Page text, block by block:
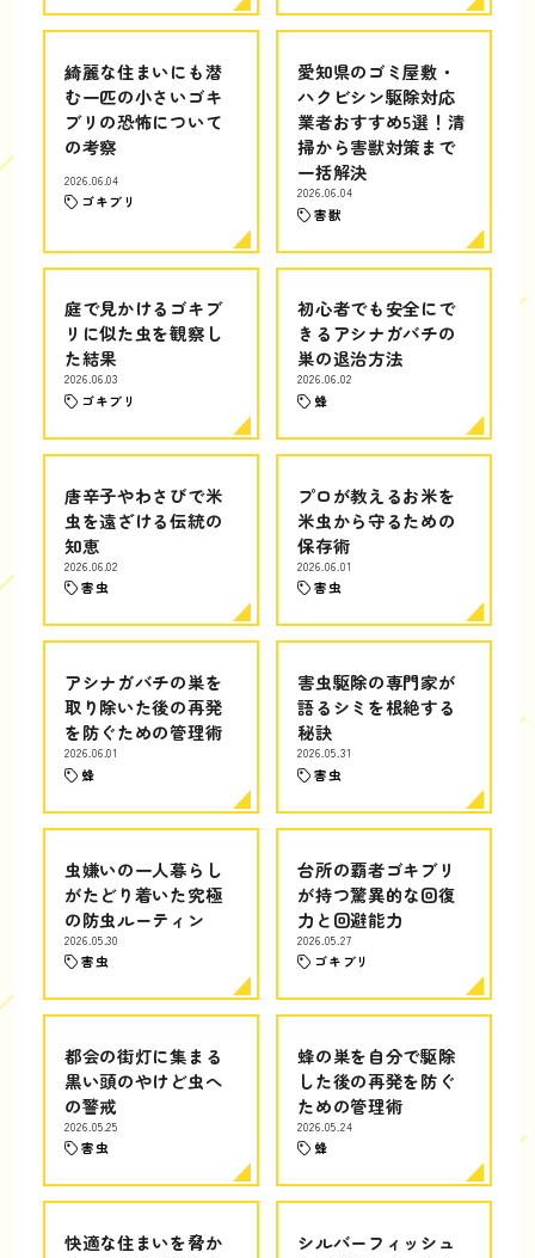
綺麗な住まいにも潜
む一匹の小さいゴキ
ブリの恐怖について
の考察
2026.06.04
ゴキブリ
愛知県のゴミ屋敷・
ハクビシン駆除対応
業者おすすめ5選！清
掃から害獣対策まで
一括解決
2026.06.04
害獣
庭で見かけるゴキブ
リに似た虫を観察し
た結果
2026.06.03
ゴキブリ
初心者でも安全にで
きるアシナガバチの
巣の退治方法
2026.06.02
蜂
唐辛子やわさびで米
虫を遠ざける伝統の
知恵
2026.06.02
害虫
プロが教えるお米を
米虫から守るための
保存術
2026.06.01
害虫
アシナガバチの巣を
取り除いた後の再発
を防ぐための管理術
2026.06.01
蜂
害虫駆除の専門家が
語るシミを根絶する
秘訣
2026.05.31
害虫
虫嫌いの一人暮らし
がたどり着いた究極
の防虫ルーティン
2026.05.30
害虫
台所の覇者ゴキブリ
が持つ驚異的な回復
力と回避能力
2026.05.27
ゴキブリ
都会の街灯に集まる
黒い頭のやけど虫へ
の警戒
2026.05.25
害虫
蜂の巣を自分で駆除
した後の再発を防ぐ
ための管理術
2026.05.24
蜂
快適な住まいを脅か
シルバーフィッシュ